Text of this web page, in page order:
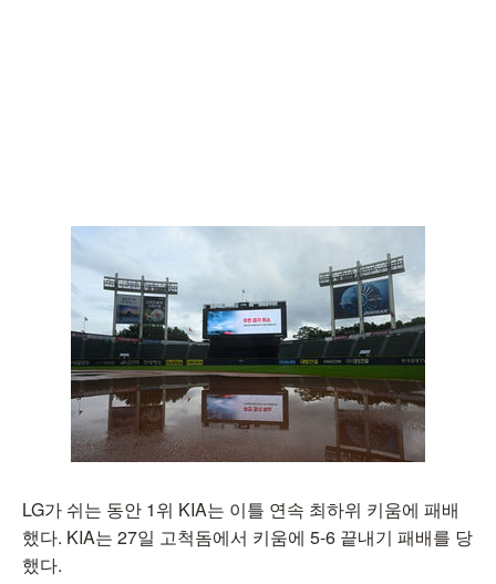
LG가 쉬는 동안 1위 KIA는 이틀 연속 최하위 키움에 패배
했다. KIA는 27일 고척돔에서 키움에 5-6 끝내기 패배를 당
했다.